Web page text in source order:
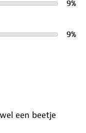
9%
9%
een beetje